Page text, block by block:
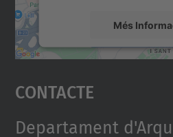
Més
Accepta
powered by
Contacte
Departament